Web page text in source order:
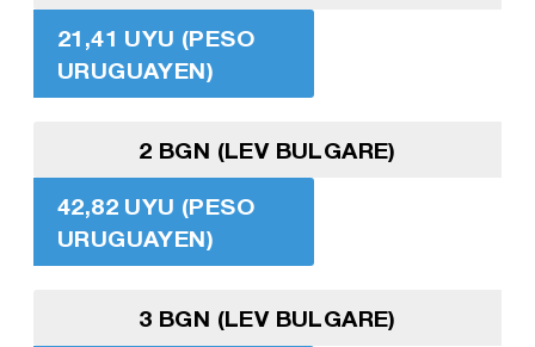
21,41 UYU (PESO
URUGUAYEN)
2 BGN (LEV BULGARE)
42,82 UYU (PESO
URUGUAYEN)
3 BGN (LEV BULGARE)